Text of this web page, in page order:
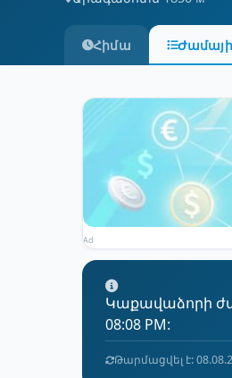
Հիմա
Ad
Կաքավաձորի
08:08 PM:
Թարմացվել է: